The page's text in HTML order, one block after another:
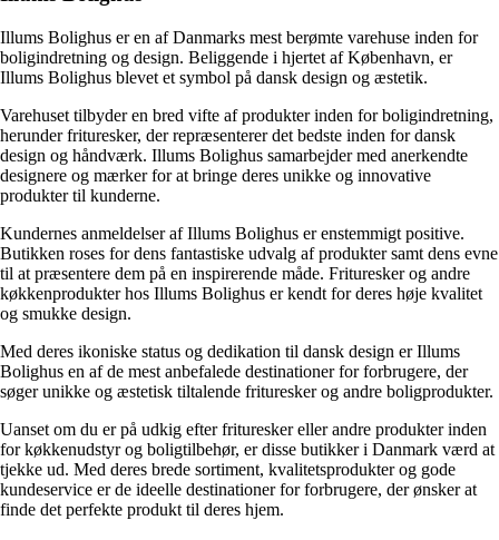
Illums Bolighus er en af Danmarks mest berømte varehuse inden for
boligindretning og design. Beliggende i hjertet af København, er
Illums Bolighus blevet et symbol på dansk design og æstetik.
Varehuset tilbyder en bred vifte af produkter inden for boligindretning,
herunder frituresker, der repræsenterer det bedste inden for dansk
design og håndværk. Illums Bolighus samarbejder med anerkendte
designere og mærker for at bringe deres unikke og innovative
produkter til kunderne.
Kundernes anmeldelser af Illums Bolighus er enstemmigt positive.
Butikken roses for dens fantastiske udvalg af produkter samt dens evne
til at præsentere dem på en inspirerende måde. Frituresker og andre
køkkenprodukter hos Illums Bolighus er kendt for deres høje kvalitet
og smukke design.
Med deres ikoniske status og dedikation til dansk design er Illums
Bolighus en af de mest anbefalede destinationer for forbrugere, der
søger unikke og æstetisk tiltalende frituresker og andre boligprodukter.
Uanset om du er på udkig efter frituresker eller andre produkter inden
for køkkenudstyr og boligtilbehør, er disse butikker i Danmark værd at
tjekke ud. Med deres brede sortiment, kvalitetsprodukter og gode
kundeservice er de ideelle destinationer for forbrugere, der ønsker at
finde det perfekte produkt til deres hjem.